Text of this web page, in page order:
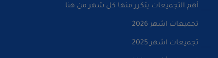
أهم التجميعات يتكرر منها كل شهر من هنا
تجميعات اشهر 2026
تجميعات اشهر 2025